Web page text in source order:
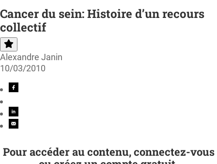
Cancer du sein: Histoire d’un recours
collectif
Alexandre Janin
10/03/2010
Pour accéder au contenu, connectez-vous